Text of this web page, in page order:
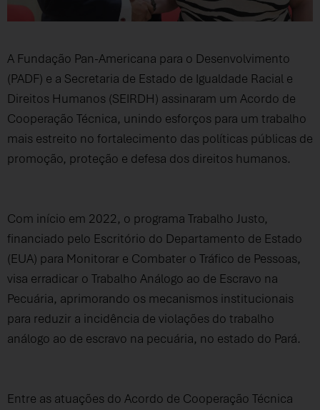
A Fundação Pan-Americana para o Desenvolvimento
(PADF) e a Secretaria de Estado de Igualdade Racial e
Direitos Humanos (SEIRDH) assinaram um Acordo de
Cooperação Técnica, unindo esforços para um trabalho
mais estreito no fortalecimento das políticas públicas de
promoção, proteção e defesa dos direitos humanos.
Com início em 2022, o programa Trabalho Justo,
financiado pelo Escritório do Departamento de Estado
(EUA) para Monitorar e Combater o Tráfico de Pessoas,
visa erradicar o Trabalho Análogo ao de Escravo na
Pecuária, aprimorando os mecanismos institucionais
para reduzir a incidência de violações do trabalho
análogo ao de escravo na pecuária, no estado do Pará.
Entre as atuações do Acordo de Cooperação Técnica